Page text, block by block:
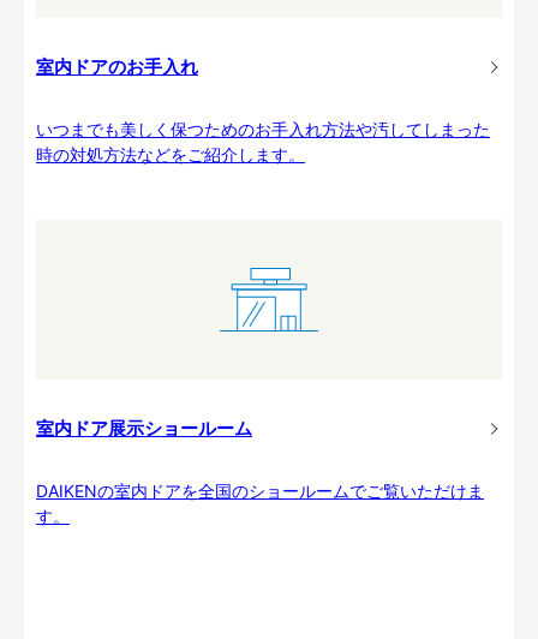
室内ドアのお手入れ
いつまでも美しく保つためのお手入れ方法や汚してしまった
時の対処方法などをご紹介します。
室内ドア展示ショールーム
DAIKENの室内ドアを全国のショールームでご覧いただけま
す。